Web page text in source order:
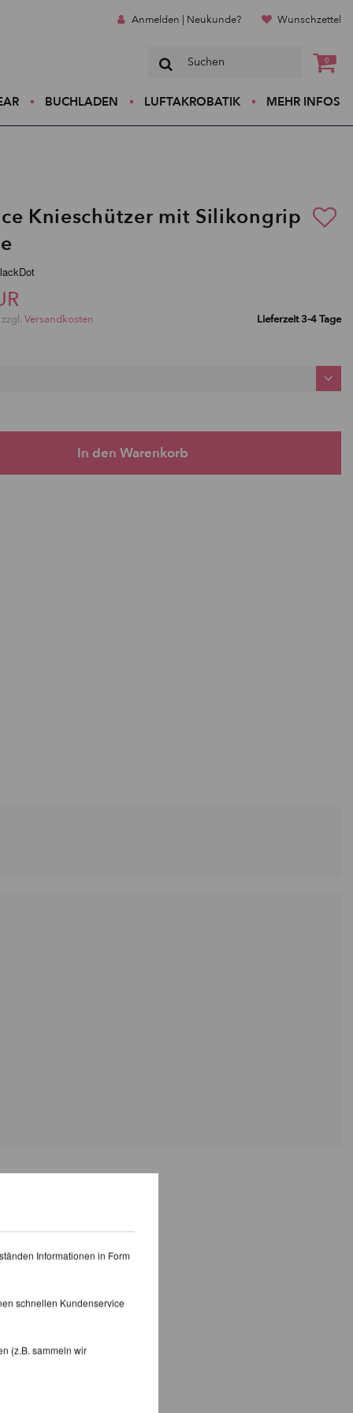
Anmelden | Neukunde? Wunschzettel
0
BUCHLADEN LUFTAKROBATIK MEHR INFOS
Knieschützer mit Silikongrip
Versandkosten Lieferzeit 3-4 Tage
Informationen in Form
schnellen Kundenservice
(z.B. sammeln wir